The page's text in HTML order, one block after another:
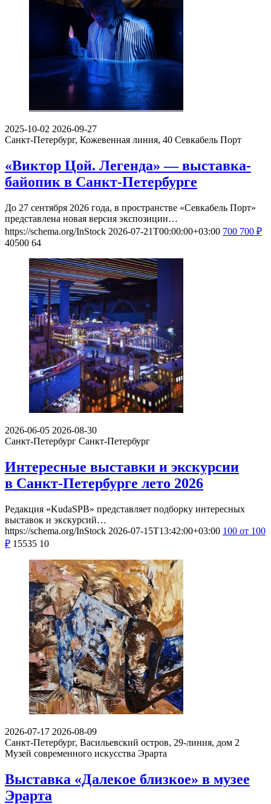
2025-10-02 2026-09-27
Санкт-Петербург, Кожевенная линия, 40 Севкабель Порт
«Виктор Цой. Легенда» — выставка-
байопик в Санкт-Петербурге
До 27 сентября 2026 года, в пространстве «Севкабель Порт»
представлена новая версия экспозиции…
https://schema.org/InStock 2026-07-21T00:00:00+03:00 700 700 ₽
40500 64
2026-06-05 2026-08-30
Санкт-Петербург Санкт-Петербург
Интересные выставки и экскурсии
в Санкт-Петербурге лето 2026
Редакция «KudaSPB» представляет подборку интересных
выставок и экскурсий…
https://schema.org/InStock 2026-07-15T13:42:00+03:00 100 от 100
₽ 15535 10
2026-07-17 2026-08-09
Санкт-Петербург, Васильевский остров, 29-линия, дом 2
Музей современного искусства Эрарта
Выставка «Далекое близкое» в музее
Эрарта